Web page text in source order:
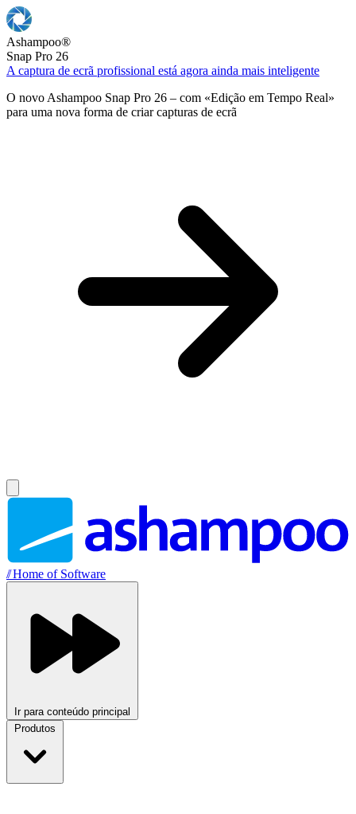
Ashampoo®
Snap Pro 26
A captura de ecrã profissional está agora ainda mais inteligente
O novo Ashampoo Snap Pro 26 – com «Edição em Tempo Real»
para uma nova forma de criar capturas de ecrã
//Home of Software
Ir para conteúdo principal
Produtos